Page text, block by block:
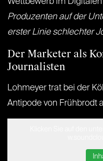
Produzenten auf der
erster Linie schlechter
Der Marketer als
Journalisten
Lohmeyer trat bei der
Antipode von Frühbrodt